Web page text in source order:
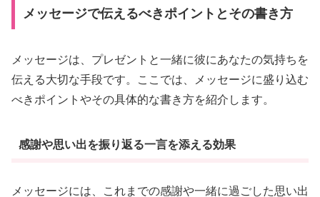
メッセージで伝えるべきポイントとその書き方
メッセージは、プレゼントと一緒に彼にあなたの気持ちを
伝える大切な手段です。ここでは、メッセージに盛り込む
べきポイントやその具体的な書き方を紹介します。
感謝や思い出を振り返る一言を添える効果
メッセージには、これまでの感謝や一緒に過ごした思い出